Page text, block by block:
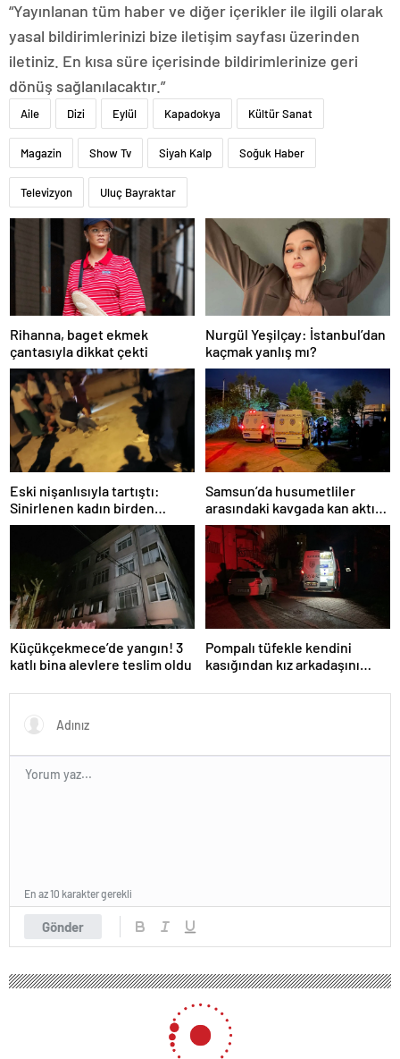
“Yayınlanan tüm haber ve diğer içerikler ile ilgili olarak
yasal bildirimlerinizi bize iletişim sayfası üzerinden
iletiniz. En kısa süre içerisinde bildirimlerinize geri
dönüş sağlanılacaktır.”
Aile Dizi Eylül Kapadokya Kültür Sanat
Magazin Show Tv Siyah Kalp Soğuk Haber
Televizyon Uluç Bayraktar
Rihanna, baget ekmek
çantasıyla dikkat çekti
Nurgül Yeşilçay: İstanbul’dan
kaçmak yanlış mı?
Eski nişanlısıyla tartıştı:
Sinirlenen kadın birden
balkondan atladı!
Samsun’da husumetliler
arasındaki kavgada kan aktı: 7
suç kaydı varmış!
Küçükçekmece’de yangın! 3
katlı bina alevlere teslim oldu
Pompalı tüfekle kendini
kasığından kız arkadaşını
Gönder
En az 10 karakter gerekli